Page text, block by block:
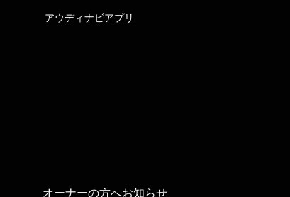
アウディナビアプリ
オーナーの方へお知らせ